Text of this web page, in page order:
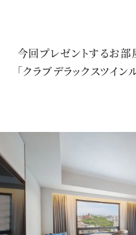
今回プレゼントするお部
「クラブデラックスツイン